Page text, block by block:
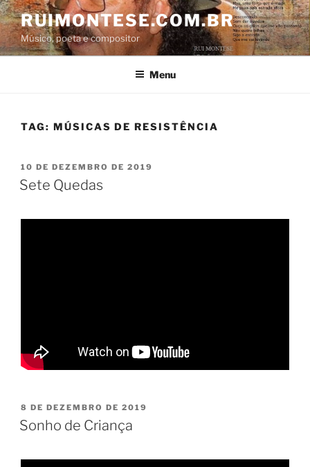
Pular
para
o
conteúdo
RUIMONTESE.COM.BR
Músico, poeta e compositor
Menu
TAG: MÚSICAS DE RESISTÊNCIA
PUBLICADO
EM
10 DE DEZEMBRO DE 2019
Sete Quedas
PUBLICADO
EM
8 DE DEZEMBRO DE 2019
Sonho de Criança